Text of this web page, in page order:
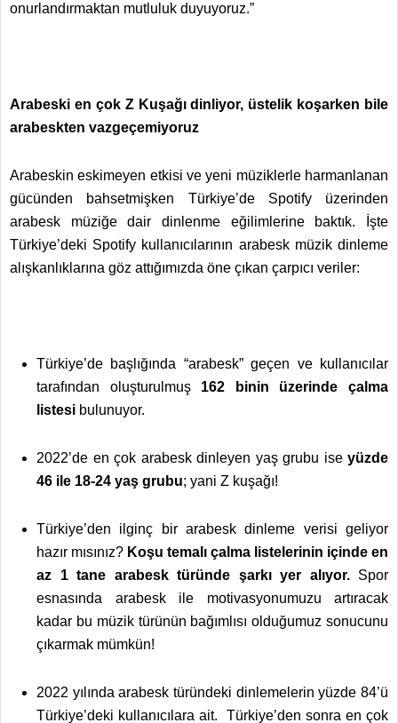
onurlandırmaktan mutluluk duyuyoruz.”
Arabeski en çok Z Kuşağı dinliyor, üstelik koşarken bile
arabeskten vazgeçemiyoruz
Arabeskin eskimeyen etkisi ve yeni müziklerle harmanlanan
gücünden bahsetmişken Türkiye’de Spotify üzerinden
arabesk müziğe dair dinlenme eğilimlerine baktık. İşte
Türkiye’deki Spotify kullanıcılarının arabesk müzik dinleme
alışkanlıklarına göz attığımızda öne çıkan çarpıcı veriler:
Türkiye’de başlığında “arabesk” geçen ve kullanıcılar
tarafından oluşturulmuş 162 binin üzerinde çalma
listesi bulunuyor.
2022’de en çok arabesk dinleyen yaş grubu ise yüzde
46 ile 18-24 yaş grubu; yani Z kuşağı!
Türkiye’den ilginç bir arabesk dinleme verisi geliyor
hazır mısınız? Koşu temalı çalma listelerinin içinde en
az 1 tane arabesk türünde şarkı yer alıyor.Spor
esnasında arabesk ile motivasyonumuzu artıracak
kadar bu müzik türünün bağımlısı olduğumuz sonucunu
çıkarmak mümkün!
2022 yılında arabesk türündeki dinlemelerin yüzde 84’ü
Türkiye’deki kullanıcılara ait. Türkiye’den sonra en çok